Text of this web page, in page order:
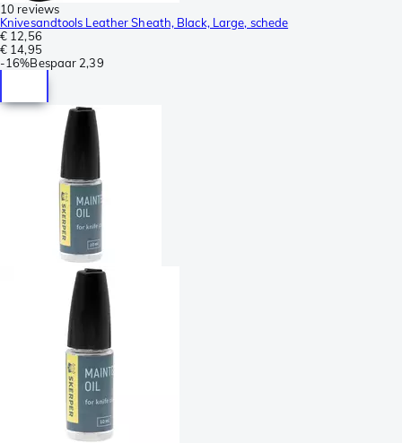
10 reviews
Knivesandtools Leather Sheath, Black, Large, schede
€ 12,56
€ 14,95
-16%Bespaar 2,39